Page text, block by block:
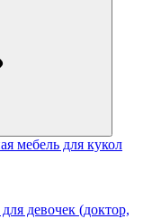
мебель для кукол
девочек (доктор,